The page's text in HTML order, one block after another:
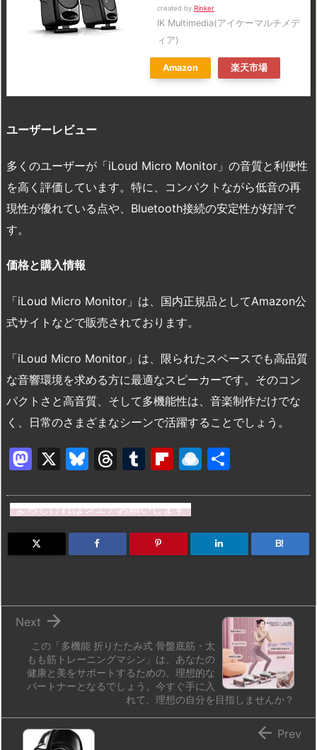
created by Rinker
IK Multimedia(アイケーマルチメデ
ィア)
Amazon 楽天市場
ユーザーレビュー
多くのユーザーが「iLoud Micro Monitor」の音質と利便性
を高く評価しています。特に、コンパクトながら低音の再
現性が優れている点や、Bluetooth接続の安定性が好評で
す。
価格と購入情報
「iLoud Micro Monitor」は、国内正規品としてAmazon公
式サイトなどで販売されております。
「iLoud Micro Monitor」は、限られたスペースでも高品質
な音響環境を求める方に最適なスピーカーです。そのコン
パクトさと高音質、そして多機能性は、音楽制作だけでな
く、日常のさまざまなシーンで活躍することでしょう。
M
st
o
d
X
Bl
e
s
k
T
e
a
d
T
m
bl
r
Fl
b
o
ar
R
n
dr
o
よろしければシェアお願いします
B!
この「多機能 折りたたみ式 骨盤底筋・太
もも筋トレーニングマシン」は、あなたの
健康と美をサポートするための、理想的な
パートナーとなるでしょう。今すぐ手に入
れて、理想の自分を目指しませんか？

Next
 Prev